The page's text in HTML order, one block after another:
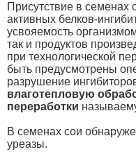
Присутствие в семенах
активных белков-
усвояемость
так и продуктов
при технологической
быть предусмотрены
разрушение
влаготепловую
переработки
В семенах сои
уреазы.